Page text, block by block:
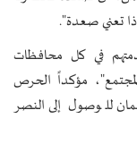
تعني صعدة".
في كل محافظات
مؤكداً الحرص
للوصول إلى النصر